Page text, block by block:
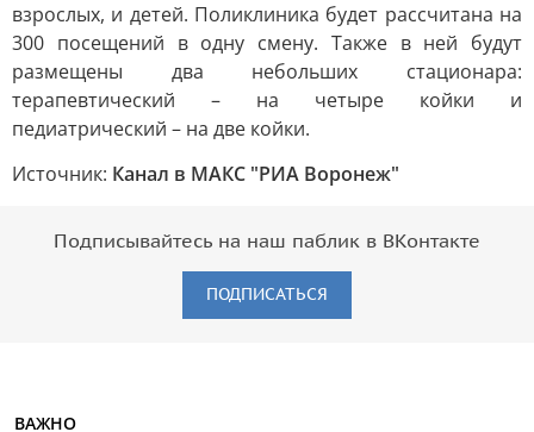
взрослых, и детей. Поликлиника будет рассчитана на
300 посещений в одну смену. Также в ней будут
размещены два небольших стационара:
терапевтический – на четыре койки и
педиатрический – на две койки.
Источник: Канал в МАКС "РИА Воронеж"
Подписывайтесь на наш паблик в ВКонтакте
ПОДПИСАТЬСЯ
ВАЖНО